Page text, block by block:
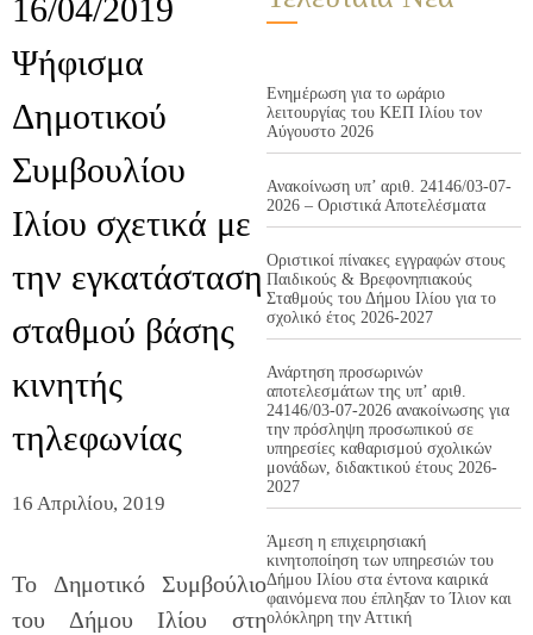
16/04/2019
Ψήφισμα
Δημοτικού
Συμβουλίου
Ιλίου σχετικά με
την εγκατάσταση
σταθμού βάσης
κινητής
τηλεφωνίας
16 Απριλίου, 2019
Το Δημοτικό Συμβούλιο
του Δήμου Ιλίου στη
Ενημέρωση για το ωράριο
λειτουργίας του ΚΕΠ Ιλίου τον
Αύγουστο 2026
Ανακοίνωση υπ’ αριθ. 24146/03-07-
2026 – Οριστικά Αποτελέσματα
Οριστικοί πίνακες εγγραφών στους
Παιδικούς & Βρεφονηπιακούς
Σταθμούς του Δήμου Ιλίου για το
σχολικό έτος 2026-2027
Ανάρτηση προσωρινών
αποτελεσμάτων της υπ’ αριθ.
24146/03-07-2026 ανακοίνωσης για
την πρόσληψη προσωπικού σε
υπηρεσίες καθαρισμού σχολικών
μονάδων, διδακτικού έτους 2026-
2027
Άμεση η επιχειρησιακή
κινητοποίηση των υπηρεσιών του
Δήμου Ιλίου στα έντονα καιρικά
φαινόμενα που έπληξαν το Ίλιον και
ολόκληρη την Αττική